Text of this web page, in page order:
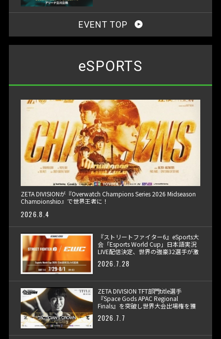
EVENT TOP
eSPORTS
ZETA DIVISIONが『Overwatch Champions Series 2026 Midseason
Championship』で世界王者に！
2026.8.4
『ストリートファイター6』eSports大
会「Esports World Cup」日本語実況
LIVE配信決定、世界の強豪32選手が激
2026.7.28
ZETA DIVISION TFT部門title選手
『Space Gods APAC Regional
Finals』を突破し世界大会出場権を獲
2026.7.7